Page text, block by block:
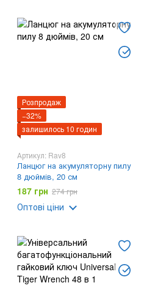
Розпродаж
−32%
залишилось 10 годин
Артикул: Rav8
Ланцюг на акумуляторну пилу
8 дюймів, 20 см
187 грн 274 грн
Оптові ціни